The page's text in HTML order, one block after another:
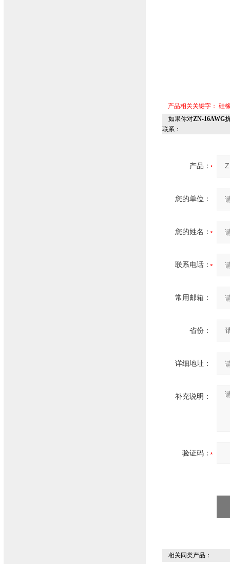
产品相关关键字： 硅
如果你对ZN-16AWG
联系：
产品：
您的单位：
您的姓名：
联系电话：
常用邮箱：
省份：
详细地址：
补充说明：
验证码：
相关同类产品：